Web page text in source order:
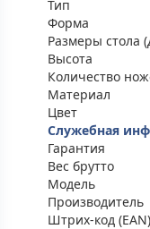
Тип
Форма
Размеры стола
Высота
Количество
Материал
Цвет
Служебная
Гарантия
Вес брутто
Модель
Производитель
Штрих-код (EAN)